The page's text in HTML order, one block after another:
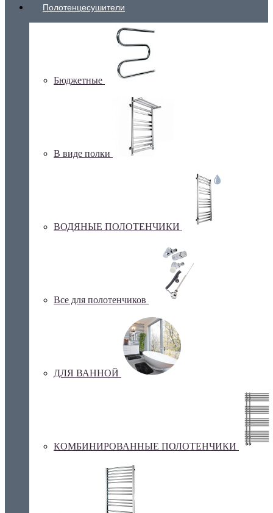
Полотенцесушители
Бюджетные
В виде полки
ВОДЯНЫЕ ПОЛОТЕНЧИКИ
Все для полотенчиков
ДЛЯ ВАННОЙ
КОМБИНИРОВАННЫЕ ПОЛОТЕНЧИКИ